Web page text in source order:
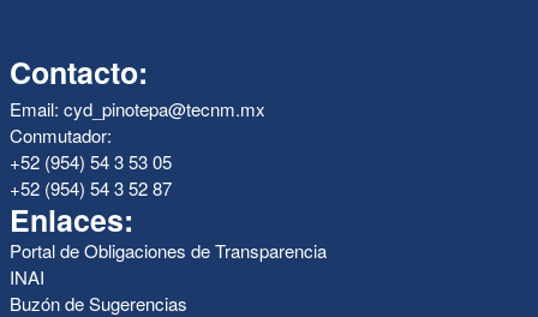
Contacto:
Email: cyd_pinotepa@tecnm.mx
Conmutador:
+52 (954) 54 3 53 05
+52 (954) 54 3 52 87
Enlaces:
Portal de Obligaciones de Transparencia
INAI
Buzón de Sugerencias